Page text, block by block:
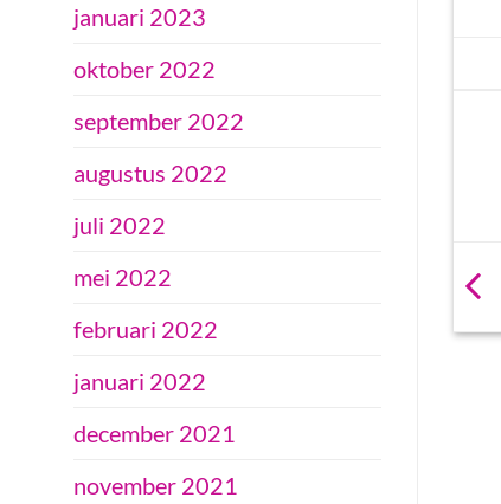
januari 2023
oktober 2022
september 2022
augustus 2022
juli 2022
mei 2022
februari 2022
januari 2022
december 2021
november 2021